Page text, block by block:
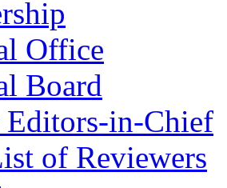
Office
Board
Editors-in-Chief
of Reviewers